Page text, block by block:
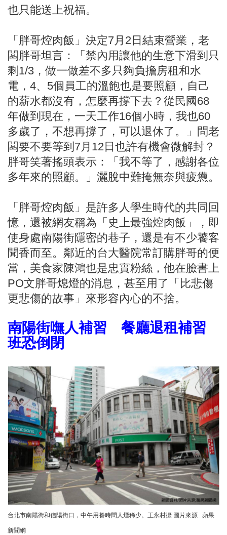
也只能送上祝福。
「胖哥焢肉飯」決定7月2日結束營業，老
闆胖哥坦言：「禁內用讓他的生意下滑到只
剩1/3，做一做差不多只夠負擔房租和水
電，4、5個員工的溫飽也是要照顧，自己
的薪水都沒有，怎麼再撐下去？從民國68
年做到現在，一天工作16個小時，我也60
多歲了，不想再撐了，可以退休了。」問老
闆要不要等到7月12日也許有機會微解封？
胖哥笑著搖頭表示：「我不等了，感謝各位
多年來的照顧。」灑脫中難掩無奈與疲憊。
「胖哥焢肉飯」是許多人學生時代的共同回
憶，還被網友稱為「史上最強焢肉飯」，即
使身處南陽街隱密的巷子，還是有不少饕客
聞香而至。鄰近的台大醫院常訂購胖哥的便
當，美食家陳鴻也是忠實粉絲，他在臉書上
PO文胖哥熄燈的消息，甚至用了「比悲傷
更悲傷的故事」來形容內心的不捨。
南陽街嘸人補習 餐廳退租補習
班恐倒閉
台北市南陽街和信陽街口，中午用餐時間人煙稀少。王永村攝 圖片來源 : 蘋果
新聞網